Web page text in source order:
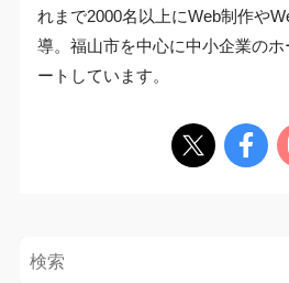
れまで2000名以上にWeb制作や
導。福山市を中心に中小企業の
ートしています。